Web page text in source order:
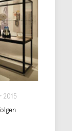
2015